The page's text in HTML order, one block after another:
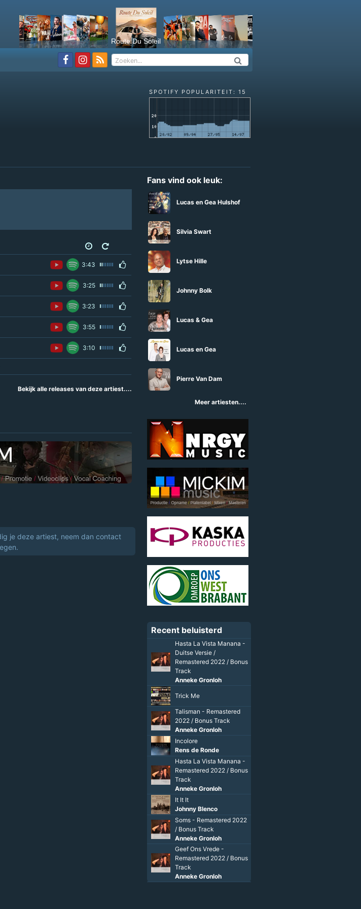
Route Du Soleil
SPOTIFY POPULARITEIT: 15
3:43
3:25
3:23
3:55
3:10
Bekijk alle releases van deze artiest....
je deze artiest, neem dan contact
Fans vind ook leuk:
Lucas en Gea Hulshof
Silvia Swart
Lytse Hille
Johnny Bolk
Lucas & Gea
Lucas en Gea
Pierre Van Dam
Meer artiesten....
Recent beluisterd
Hasta La Vista Manana -
Duitse Versie /
Remastered 2022 / Bonus
Track
Anneke Gronloh
Trick Me
Talisman - Remastered
2022 / Bonus Track
Anneke Gronloh
Incolore
Rens de Ronde
Hasta La Vista Manana -
Remastered 2022 / Bonus
Track
Anneke Gronloh
It It It
Johnny Blenco
Soms - Remastered 2022
/ Bonus Track
Anneke Gronloh
Geef Ons Vrede -
Remastered 2022 / Bonus
Track
Anneke Gronloh